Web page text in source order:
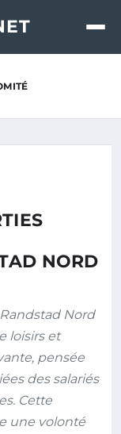
NORD
Nord
loisirs et
pensée
des salariés
Cette
une volonté